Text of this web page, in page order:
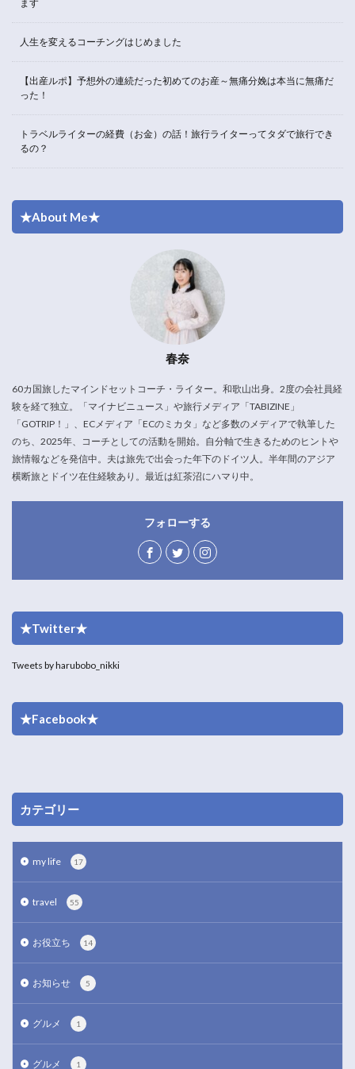
ます
人生を変えるコーチングはじめました
【出産ルポ】予想外の連続だった初めてのお産～無痛分娩は本当に無痛だ
った！
トラベルライターの経費（お金）の話！旅行ライターってタダで旅行でき
るの？
★About Me★
春奈
60カ国旅したマインドセットコーチ・ライター。和歌山出身。2度の会社員経
験を経て独立。「マイナビニュース」や旅行メディア「TABIZINE」
「GOTRIP！」、ECメディア「ECのミカタ」など多数のメディアで執筆した
のち、2025年、コーチとしての活動を開始。自分軸で生きるためのヒントや
旅情報などを発信中。夫は旅先で出会った年下のドイツ人。半年間のアジア
横断旅とドイツ在住経験あり。最近は紅茶沼にハマり中。
フォローする
★Twitter★
Tweets by harubobo_nikki
★Facebook★
カテゴリー
my life 17
travel 55
お役立ち 14
お知らせ 5
グルメ 1
グルメ 1